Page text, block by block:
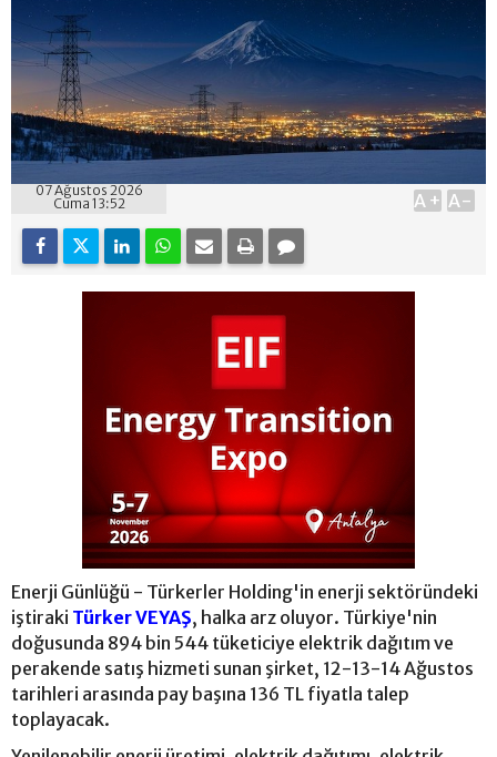
07 Ağustos 2026
Cuma 13:52
A+ A-
Enerji Günlüğü - Türkerler Holding'in enerji sektöründeki
iştiraki Türker VEYAŞ, halka arz oluyor. Türkiye'nin
doğusunda 894 bin 544 tüketiciye elektrik dağıtım ve
perakende satış hizmeti sunan şirket, 12-13-14 Ağustos
tarihleri arasında pay başına 136 TL fiyatla talep
toplayacak.